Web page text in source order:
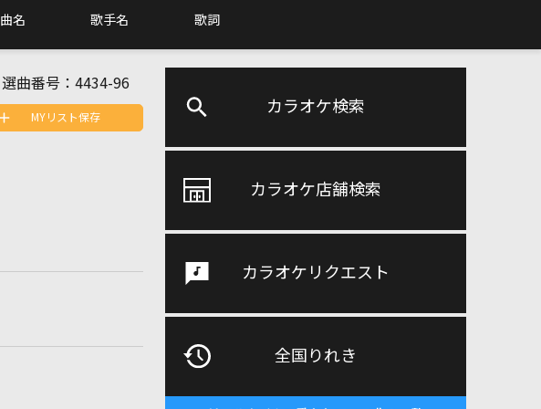
曲名 歌手名 歌詞
カラオケ検索
カラオケ店舗検索
カラオケリクエスト
全国りれき
選曲番号： 4434-96
MYリスト保存